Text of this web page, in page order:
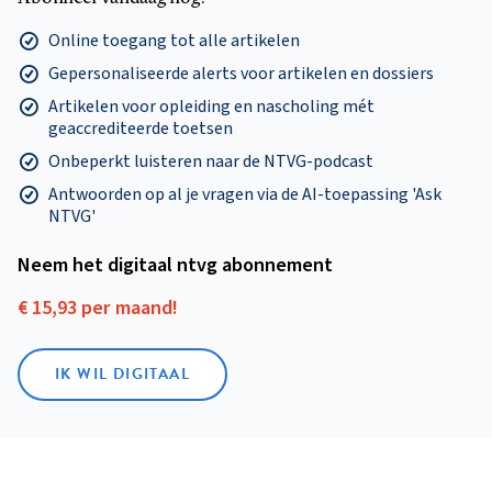
Online toegang tot alle artikelen
Gepersonaliseerde alerts voor artikelen en dossiers
Artikelen voor opleiding en nascholing mét
geaccrediteerde toetsen
Onbeperkt luisteren naar de NTVG-podcast
Antwoorden op al je vragen via de AI-toepassing 'Ask
NTVG'
Neem het digitaal ntvg abonnement
€ 15,93 per maand!
IK WIL DIGITAAL